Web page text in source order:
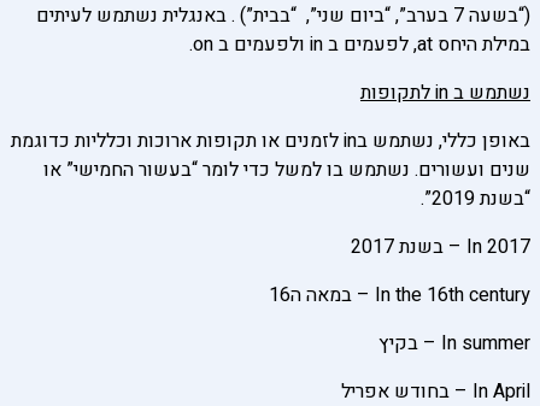
(“בשעה 7 בערב”, “ביום שני”, “בבית”) . באנגלית נשתמש לעיתים
במילת היחס at, לפעמים ב in ולפעמים ב on.
נשתמש בinלתקופות
באופן כללי, נשתמש בin לזמנים או תקופות ארוכות וכלליות כדוגמת
שנים ועשורים. נשתמש בו למשל כדי לומר “בעשור החמישי” או
“בשנת 2019”.
In 2017 – בשנת 2017
In the 16th century – במאה ה16
In summer – בקיץ
In April – בחודש אפריל